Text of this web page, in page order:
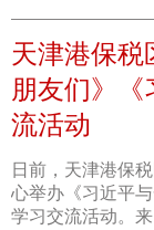
天津港保税
朋友们》《
流活动
日前，天津港保
心举办《习近平
学习交流活动。